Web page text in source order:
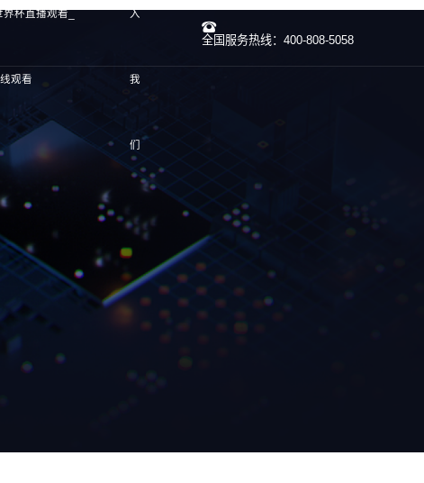
界杯直播观看_
观看
入
我
们
全国服务热线：400-808-5058